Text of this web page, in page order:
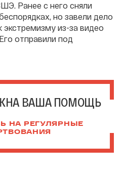
Ранее с него сняли
но завели дело
экстремизму из-за видео
отправили под
ВАША ПОМОЩЬ
НА РЕГУЛЯРНЫЕ